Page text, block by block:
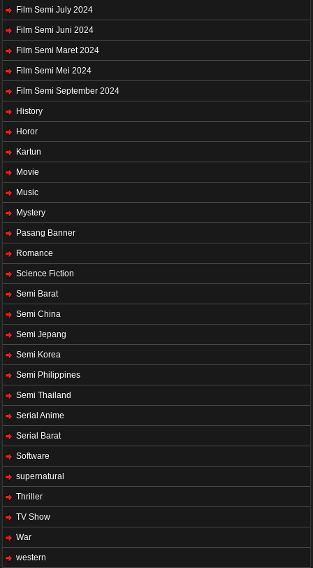
Film Semi July 2024
Film Semi Juni 2024
Film Semi Maret 2024
Film Semi Mei 2024
Film Semi September 2024
History
Horor
Kartun
Movie
Music
Mystery
Pasang Banner
Romance
Science Fiction
Semi Barat
Semi China
Semi Jepang
Semi Korea
Semi Philippines
Semi Thailand
Serial Anime
Serial Barat
Software
supernatural
Thriller
TV Show
War
western